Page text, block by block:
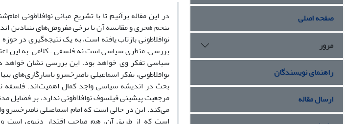
در این مقاله برآنیم تا با تشریح مبانی نوافلاطونی
پنجم هجری و مقایسه آن با برخی مفروض‌های بنیادین
نوافلاطونی بازتاب یافته است، به یک نتیجه‌گیری در
بررسی، منظری سیاسی است نه فلسفی ـ کلامی. به این
سیاسی تفکر وی خواهد بود. این بررسی نشان خواهد
نوافلاطونی، تفکر اسماعیلی ناصرخسرو ناسازگاری‌های
بحث در اندیشه سیاسی واجد کمال اهمیت‌اند. فلسفه
مرجعیت پیشینی فیلسوف نوافلاطونی ندارد، بر
می‌کند. این در حالی است که امام اسماعیلی ناصرخسرو
است که از طریق آن، هم صاحب اقتدار دنیوی
صفحه اصلی
مرور
راهنمای نویسندگان
ارسال مقاله